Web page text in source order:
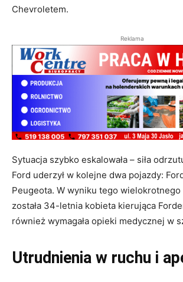
Chevroletem.
Reklama
Sytuacja szybko eskalowała – siła
Ford uderzył w kolejne dwa pojazdy:
Peugeota. W wyniku tego
została 34-letnia kobieta kierująca
również wymagała opieki medycznej w
Utrudnienia w ruchu i